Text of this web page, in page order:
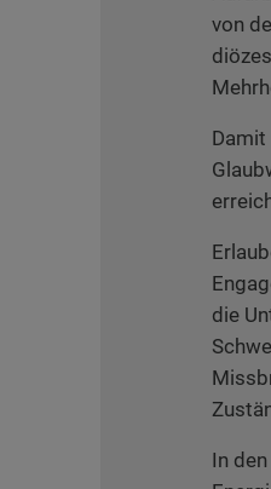
von
die
In